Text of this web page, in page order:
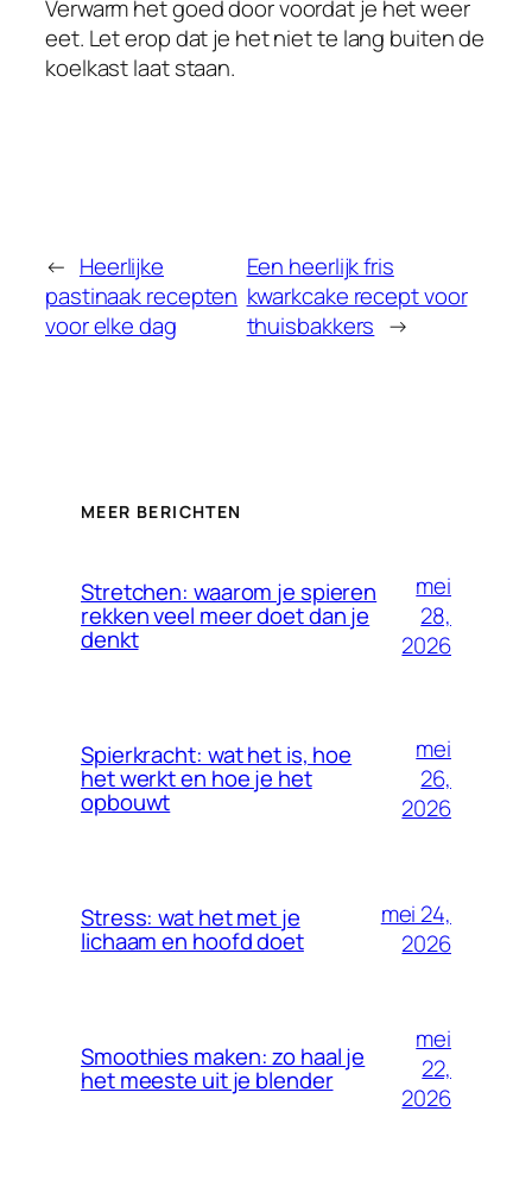
Verwarm het goed door voordat je het weer
eet. Let erop dat je het niet te lang buiten de
koelkast laat staan.
← Heerlijke
pastinaak recepten
voor elke dag
Een heerlijk fris
kwarkcake recept voor
thuisbakkers →
MEER BERICHTEN
Stretchen: waarom je spieren
rekken veel meer doet dan je
denkt
mei
28,
2026
Spierkracht: wat het is, hoe
het werkt en hoe je het
opbouwt
mei
26,
2026
Stress: wat het met je
lichaam en hoofd doet
mei 24,
2026
Smoothies maken: zo haal je
het meeste uit je blender
mei
22,
2026